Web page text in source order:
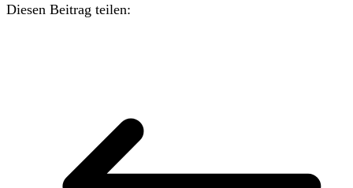
Diesen Beitrag teilen: